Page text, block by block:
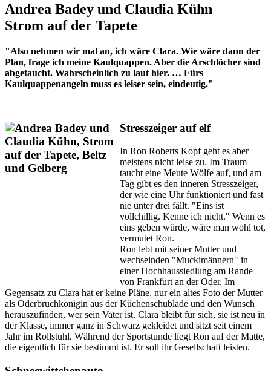
Andrea Badey und Claudia Kühn
Strom auf der Tapete
"Also nehmen wir mal an, ich wäre Clara. Wie wäre dann der
Plan, frage ich meine Kaulquappen. Aber die Arschlöcher sind
abgetaucht. Wahrscheinlich zu laut hier. … Fürs
Kaulquappenangeln muss es leiser sein, eindeutig."
Stresszeiger auf elf
In Ron Roberts Kopf geht es aber
meistens nicht leise zu. Im Traum
taucht eine Meute Wölfe auf, und am
Tag gibt es den inneren Stresszeiger,
der wie eine Uhr funktioniert und fast
nie unter drei fällt. "Eins ist
vollchillig. Kenne ich nicht." Wenn es
eins geben würde, wäre man wohl tot,
vermutet Ron.
Ron lebt mit seiner Mutter und
wechselnden "Muckimännern" in
einer Hochhaussiedlung am Rande
von Frankfurt an der Oder. Im
Gegensatz zu Clara hat er keine Pläne, nur ein altes Foto der Mutter
als Oderbruchkönigin aus der Küchenschublade und den Wunsch
herauszufinden, wer sein Vater ist. Clara bleibt für sich, sie ist neu in
der Klasse, immer ganz in Schwarz gekleidet und sitzt seit einem
Jahr im Rollstuhl. Während der Sportstunde liegt Ron auf der Matte,
die eigentlich für sie bestimmt ist. Er soll ihr Gesellschaft leisten.